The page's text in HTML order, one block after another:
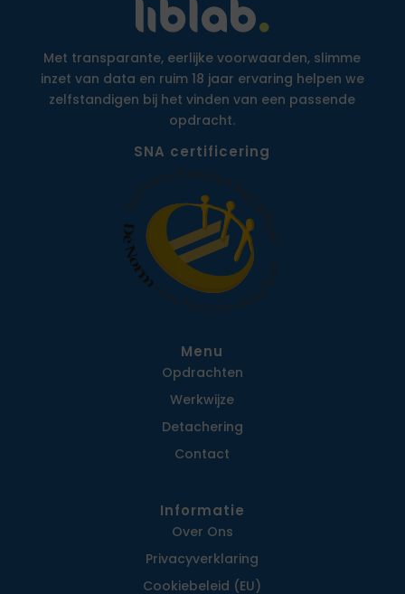
Met transparante, eerlijke voorwaarden, slimme
inzet van data en ruim 18 jaar ervaring helpen we
zelfstandigen bij het vinden van een passende
opdracht.
SNA certificering
Menu
Opdrachten
Werkwijze
Detachering
Contact
Informatie
Over Ons
Privacy­verklaring
Cookiebeleid (EU)